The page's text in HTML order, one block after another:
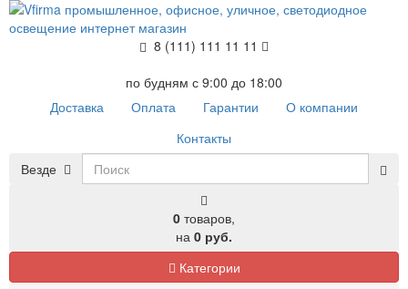
8 (111) 111 11 11
по будням с 9:00 до 18:00
Доставка
Оплата Гарантии
О компании
Контакты
Везде
0 товаров,
на 0 руб.
Категории